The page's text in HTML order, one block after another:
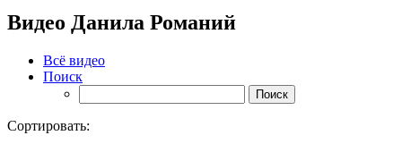
Видео Данила Романий
Всё видео
Поиск
Сортировать: